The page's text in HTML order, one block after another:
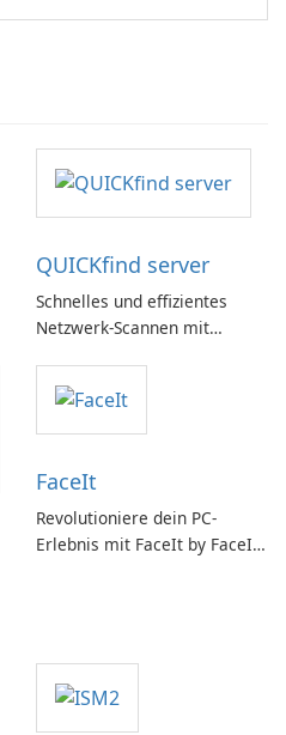
QUICKfind server
Schnelles und effizientes
Netzwerk-Scannen mit
FaceIt
Revolutioniere dein PC-
Erlebnis mit FaceIt by FaceIt